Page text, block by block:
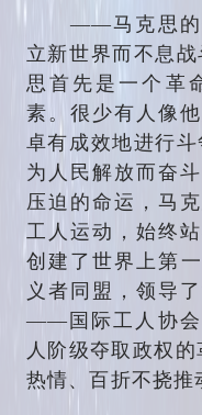
——马克思的一
立新世界而不息
思首先是一个革
素。很少有人像
卓有成效地进行
为人民解放而奋
压迫的命运，马
工人运动，始终
创建了世界上第
义者同盟，领导
——国际工人协会
人阶级夺取政权
热情、百折不挠推